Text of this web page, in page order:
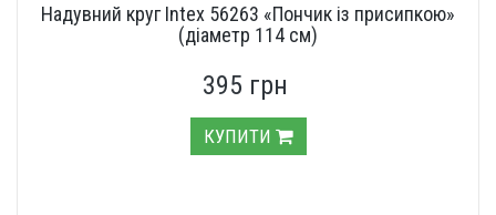
Надувний круг Intex 56263 «Пончик із присипкою»
(діаметр 114 см)
395 грн
КУПИТИ